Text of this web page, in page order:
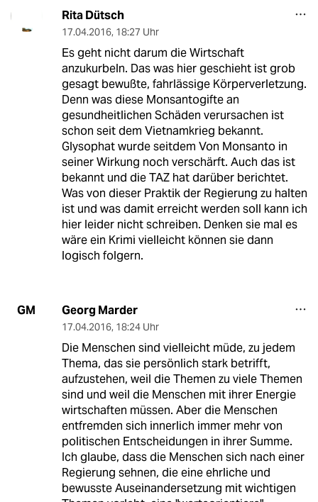
Rita Dütsch
17.04.2016, 18:27 Uhr
Es geht nicht darum die Wirtschaft
anzukurbeln. Das was hier geschieht ist grob
gesagt bewußte, fahrlässige Körperverletzung.
Denn was diese Monsantogifte an
gesundheitlichen Schäden verursachen ist
schon seit dem Vietnamkrieg bekannt.
Glysophat wurde seitdem Von Monsanto in
seiner Wirkung noch verschärft. Auch das ist
bekannt und die TAZ hat darüber berichtet.
Was von dieser Praktik der Regierung zu halten
ist und was damit erreicht werden soll kann ich
hier leider nicht schreiben. Denken sie mal es
wäre ein Krimi vielleicht können sie dann
logisch folgern.
GM Georg Marder
17.04.2016, 18:24 Uhr
Die Menschen sind vielleicht müde, zu jedem
Thema, das sie persönlich stark betrifft,
aufzustehen, weil die Themen zu viele Themen
sind und weil die Menschen mit ihrer Energie
wirtschaften müssen. Aber die Menschen
entfremden sich innerlich immer mehr von
politischen Entscheidungen in ihrer Summe.
Ich glaube, dass die Menschen sich nach einer
Regierung sehnen, die eine ehrliche und
bewusste Auseinandersetzung mit wichtigen